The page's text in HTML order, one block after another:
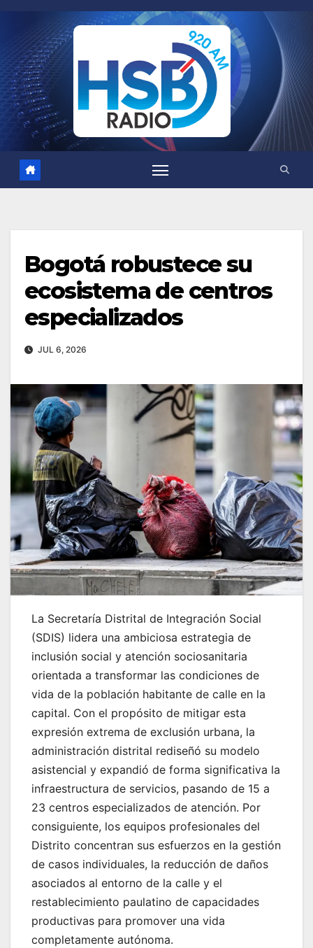
Bogotá robustece su
ecosistema de centros
especializados
JUL 6, 2026
La Secretaría Distrital de Integración Social
(SDIS) lidera una ambiciosa estrategia de
inclusión social y atención sociosanitaria
orientada a transformar las condiciones de
vida de la población habitante de calle en la
capital. Con el propósito de mitigar esta
expresión extrema de exclusión urbana, la
administración distrital rediseñó su modelo
asistencial y expandió de forma significativa la
infraestructura de servicios, pasando de 15 a
23 centros especializados de atención. Por
consiguiente, los equipos profesionales del
Distrito concentran sus esfuerzos en la gestión
de casos individuales, la reducción de daños
asociados al entorno de la calle y el
restablecimiento paulatino de capacidades
productivas para promover una vida
completamente autónoma.